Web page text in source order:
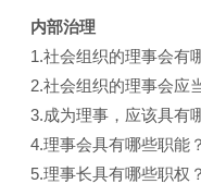
内部治理
1.社会组织的理事会有
2.社会组织的理事会应
3.成为理事，应该具有
4.理事会具有哪些职能？
5.理事长具有哪些职权？